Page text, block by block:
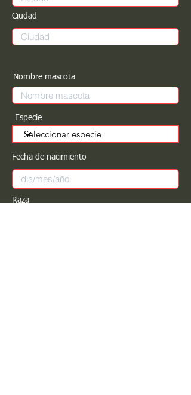
Ciudad
Nombre mascota
Especie
Fecha de nacimiento
Raza